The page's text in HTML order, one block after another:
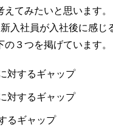
てみたいと思います。
入社員が入社後に感じ
３つを掲げています。
対するギャップ
対するギャップ
るギャップ